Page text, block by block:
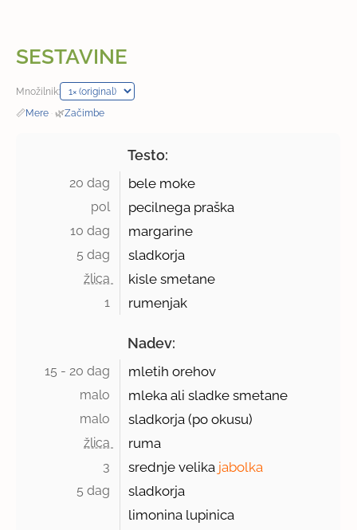
SESTAVINE
Množilnik:
📏Mere · 🌿Začimbe
Testo:
20 dag bele moke
pol pecilnega praška
10 dag margarine
5 dag sladkorja
žlica kisle smetane
1 rumenjak
Nadev:
15 - 20 dag mletih orehov
malo mleka ali sladke smetane
malo sladkorja (po okusu)
žlica ruma
3 srednje velika jabolka
5 dag
sladkorja
limonina lupinica